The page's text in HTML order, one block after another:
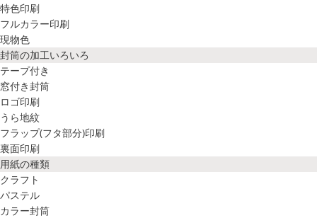
特色印刷
フルカラー印刷
現物色
封筒の加工いろいろ
テープ付き
窓付き封筒
ロゴ印刷
うら地紋
フラップ(フタ部分)印刷
裏面印刷
用紙の種類
クラフト
パステル
カラー封筒